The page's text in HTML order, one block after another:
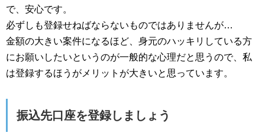
で、安心です。
必ずしも登録せねばならないものではありませんが…
金額の大きい案件になるほど、身元のハッキリしている方
にお願いしたいというのが一般的な心理だと思うので、私
は登録するほうがメリットが大きいと思っています。
振込先口座を登録しましょう